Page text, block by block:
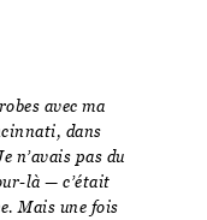
avec ma
dans
n’avais pas du
là — c’était
Mais une fois